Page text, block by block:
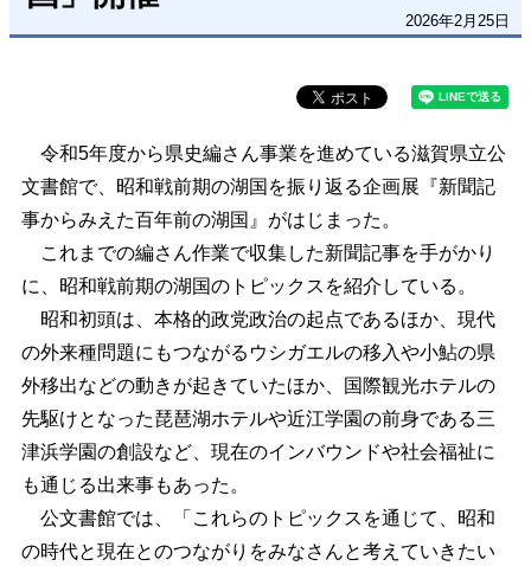
2026年2月25日
令和5年度から県史編さん事業を進めている滋賀県立公
文書館で、昭和戦前期の湖国を振り返る企画展『新聞記
事からみえた百年前の湖国』がはじまった。
これまでの編さん作業で収集した新聞記事を手がかり
に、昭和戦前期の湖国のトピックスを紹介している。
昭和初頭は、本格的政党政治の起点であるほか、現代
の外来種問題にもつながるウシガエルの移入や小鮎の県
外移出などの動きが起きていたほか、国際観光ホテルの
先駆けとなった琵琶湖ホテルや近江学園の前身である三
津浜学園の創設など、現在のインバウンドや社会福祉に
も通じる出来事もあった。
公文書館では、「これらのトピックスを通じて、昭和
の時代と現在とのつながりをみなさんと考えていきたい